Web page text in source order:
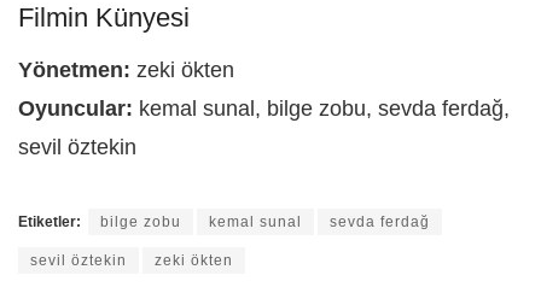
Filmin Künyesi
Yönetmen: zeki ökten
Oyuncular: kemal sunal, bilge zobu, sevda ferdağ,
sevil öztekin
Etiketler: bilge zobu kemal sunal sevda ferdağ
sevil öztekin zeki ökten